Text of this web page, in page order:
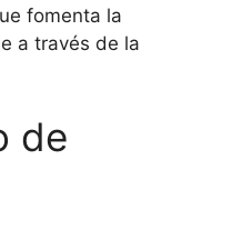
fomenta la
a través de la
de